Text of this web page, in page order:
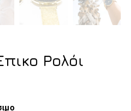
Ρολόι